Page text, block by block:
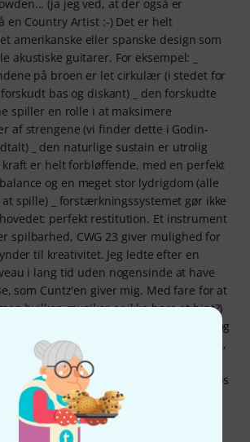
(ja jeg ved, at der også er
en Country Artist :-) Det er helt
amerikanske eller spanske design som
guitarer. For eksempel: _
på broen er let cirkulær (i stedet for
bas og diskant) _ den forskudte
spiller en rolle i at maksimere
af strengene (vi finder dette i Godin-
_ den naturlige sustain er utrolig
kraft er helt forbløffende, med en perfekt
og en meget stor lydrigdom (alle
spille) _ forstærkningssystemet gør ikke
perfekt restitution. Et instrument
spilbarhed, CWG 23 giver mulighed for
til kreativitet. Jeg ledte efter en
i lang tid uden nogensinde at have
som Cuntz'en giver mig. Med fare for at
hvilken musiker er ikke bare et hint?)
at denne guitar er lavet til mig, og
spille den gør mig nervøs. Et instrument,
til den person, der spiller det, er et
I betragtning af produktionstiden hos
13 måneder) må jeg igen takke
guitarer fra denne exceptionelle
mig fra at vente så længe.